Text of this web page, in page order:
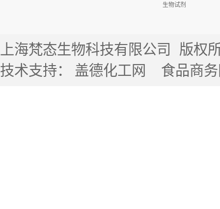
生物试剂
上海梵态生物科技有限公司
版权
技术支持： 盖德化工网 食品商